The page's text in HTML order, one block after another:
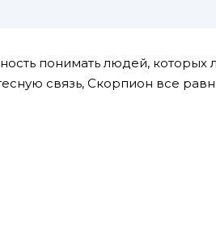
понимать людей, которых
связь, Скорпион все